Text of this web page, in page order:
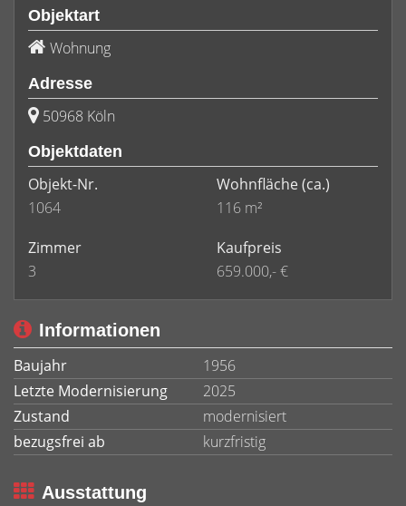
Objektart
Wohnung
Adresse
50968 Köln
Objektdaten
Objekt-Nr.
1064
Wohnfläche (ca.)
116 m²
Zimmer
3
Kaufpreis
659.000,- €
Informationen
Baujahr
1956
Letzte Modernisierung
2025
Zustand
modernisiert
bezugsfrei ab
kurzfristig
Ausstattung